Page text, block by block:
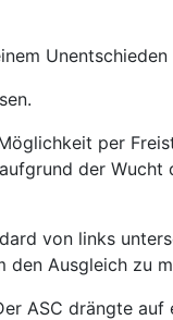
Unentschieden
per
der Wucht
von links
den Ausgleich zu
ASC drängte auf